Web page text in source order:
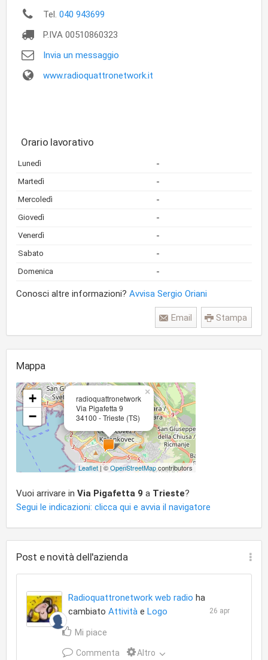
Tel. 040 943699
P.IVA 00510860323
Invia un messaggio
www.radioquattronetwork.it
Orario lavorativo
Lunedì -
Martedì -
Mercoledì -
Giovedì -
Venerdì -
Sabato -
Domenica -
Conosci altre informazioni? Avvisa Sergio Oriani
Stampa
Email
Mappa
radioquattronetwork
Via Pigafetta 9
34100 - Trieste (TS)
×
+
−
Leaflet | ©OpenStreetMapcontributors
Vuoi arrivare in Via Pigafetta 9 a Trieste?
Segui le indicazioni: clicca qui e avvia il navigatore
Post e novità dell'azienda
Radioquattronetwork web radio ha
cambiato Attività e Logo 26 apr
Mi piace
Commenta Altro